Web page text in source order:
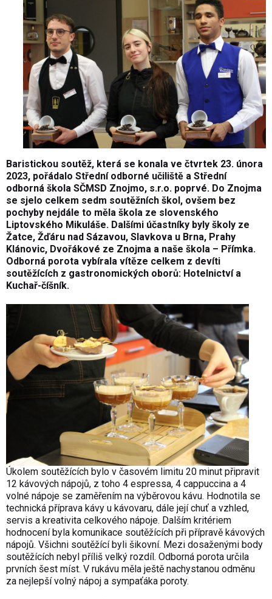
Baristickou soutěž, která se konala ve čtvrtek 23. února
2023, pořádalo Střední odborné učiliště a Střední
odborná škola SČMSD Znojmo, s.r.o. poprvé. Do Znojma
se sjelo celkem sedm soutěžních škol, ovšem bez
pochyby nejdále to měla škola ze slovenského
Liptovského Mikuláše. Dalšími účastníky byly školy ze
Žatce, Žďáru nad Sázavou, Slavkova u Brna, Prahy
Klánovic, Dvořákové ze Znojma a naše škola – Přímka.
Odborná porota vybírala vítěze celkem z devíti
soutěžících z gastronomických oborů: Hotelnictví a
Kuchař-číšník.
Úkolem soutěžících bylo v časovém limitu 20 minut připravit
12 kávových nápojů, z toho 4 espressa, 4 cappuccina a 4
volné nápoje se zaměřením na výběrovou kávu. Hodnotila se
technická příprava kávy u kávovaru, dále její chuť a vzhled,
servis a kreativita celkového nápoje. Dalším kritériem
hodnocení byla komunikace soutěžících při přípravě kávových
nápojů. Všichni soutěžící byli šikovní. Mezi dosaženými body
soutěžících nebyl příliš velký rozdíl. Odborná porota určila
prvních šest míst. V rukávu měla ještě nachystanou odměnu
za nejlepší volný nápoj a sympaťáka poroty.